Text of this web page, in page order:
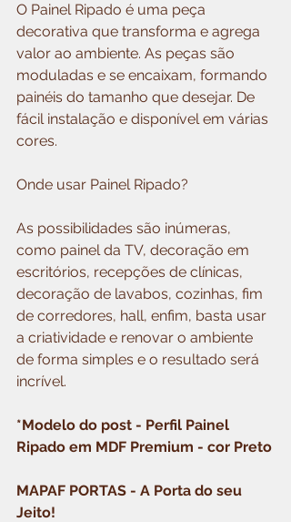
O Painel Ripado é uma peça
decorativa que transforma e agrega
valor ao ambiente. As peças são
moduladas e se encaixam, formando
painéis do tamanho que desejar. De
fácil instalação e disponível em várias
cores.
Onde usar Painel Ripado?
As possibilidades são inúmeras,
como painel da TV, decoração em
escritórios, recepções de clínicas,
decoração de lavabos, cozinhas, fim
de corredores, hall, enfim, basta usar
a criatividade e renovar o ambiente
de forma simples e o resultado será
incrível.
*Modelo do post - Perfil Painel
Ripado em MDF Premium - cor Preto
MAPAF PORTAS - A Porta do seu
Jeito!